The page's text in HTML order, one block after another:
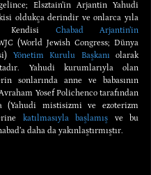
Elsztain’in Arjantin Yahudi
oldukça derindir ve onlarca yıla
Kendisi Chabad Arjantin’in
(World Jewish Congress; Dünya
Yönetim Kurulu Başkanı olarak
Yahudi kurumlarıyla olan
sonlarında anne ve babasının
Yosef Polichenco tarafından
(Yahudi mistisizmi ve ezoterizm
katılmasıyla başlamış ve bu
daha da yakınlaştırmıştır.